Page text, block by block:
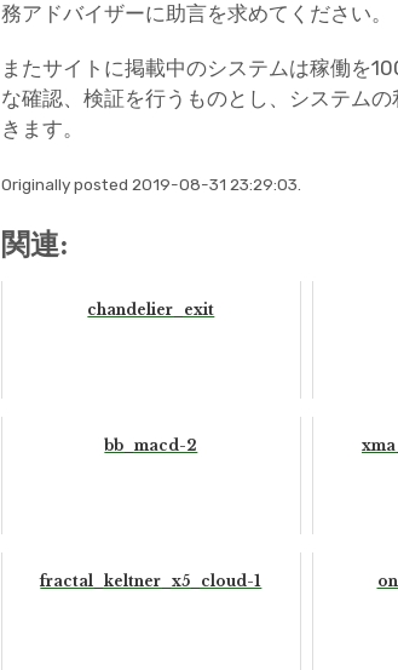
務アドバイザーに助言を求めてください。
またサイトに掲載中のシステムは稼働を
な確認、検証を行うものとし、システム
きます。
Originally posted 2019-08-31 23:29:03.
関連:
chandelier_exit
bb_macd-2
fractal_keltner_x5_cloud-1